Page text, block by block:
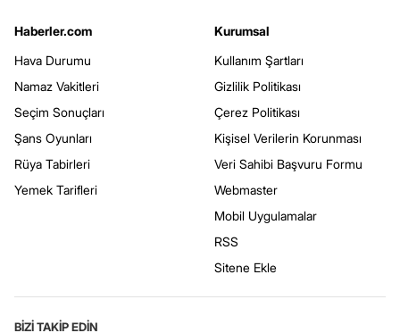
Haberler.com
Hava Durumu
Namaz Vakitleri
Seçim Sonuçları
Şans Oyunları
Rüya Tabirleri
Yemek Tarifleri
Kurumsal
Kullanım Şartları
Gizlilik Politikası
Çerez Politikası
Kişisel Verilerin Korunması
Veri Sahibi Başvuru Formu
Webmaster
Mobil Uygulamalar
RSS
Sitene Ekle
BİZİ TAKİP EDİN